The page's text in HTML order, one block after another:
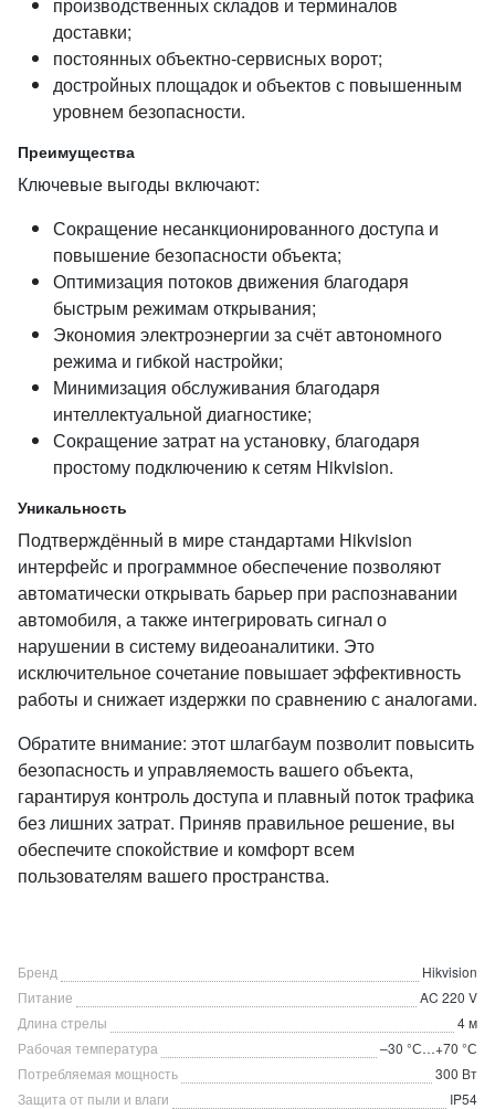
доставки;
постоянных объектно‑сервисных ворот;
достройных площадок и объектов с повышенным
уровнем безопасности.
Преимущества
Ключевые выгоды включают:
Сокращение несанкционированного доступа и
повышение безопасности объекта;
Оптимизация потоков движения благодаря
быстрым режимам открывания;
Экономия электроэнергии за счёт автономного
режима и гибкой настройки;
Минимизация обслуживания благодаря
интеллектуальной диагностике;
Сокращение затрат на установку, благодаря
простому подключению к сетям Hikvision.
Уникальность
Подтверждённый в мире стандартами Hikvision
интерфейс и программное обеспечение позволяют
автоматически открывать барьер при распознавании
автомобиля, а также интегрировать сигнал о
нарушении в систему видеоаналитики. Это
исключительное сочетание повышает эффективность
работы и снижает издержки по сравнению с аналогами.
Обратите внимание: этот шлагбаум позволит повысить
безопасность и управляемость вашего объекта,
гарантируя контроль доступа и плавный поток трафика
без лишних затрат. Приняв правильное решение, вы
обеспечите спокойствие и комфорт всем
пользователям вашего пространства.
Бренд
Hikvision
Питание
AC 220 V
Длина стрелы
4 м
Рабочая температура
–30 °С…+70 °С
Потребляемая мощность
300 Вт
Защита от пыли и влаги
IP54